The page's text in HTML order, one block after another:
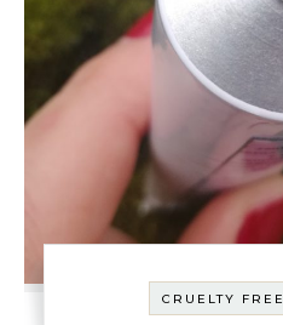
CRUELTY FREE